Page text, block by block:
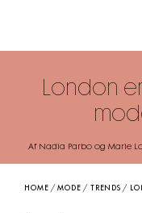
London
Af Nadia Parbo og Marie
HOME /MODE / TRENDS /